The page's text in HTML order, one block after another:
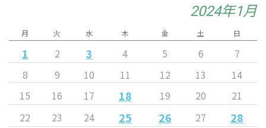
2024年1月
月 火 水 木 金 土 日
1 2 3 4 5 6
7
8
9 10 11 12 13
14
15
16 17 18 19 20
21
22
23 24 25 26 27 28